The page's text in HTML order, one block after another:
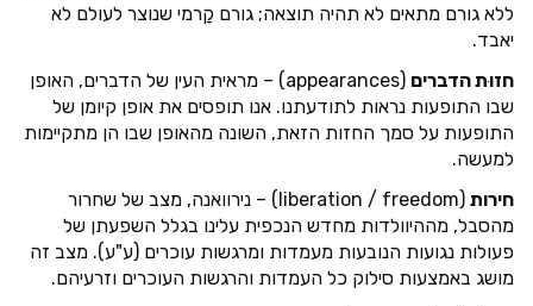
ללא גורם מתאים לא תהיה תוצאה; גורם קַרמי שנוצר לעולם לא
יאבד.
חזוּת הדברים
(appearances) – מראית העין של הדברים, האופן
שבו התופעות נראות לתודעתנו. אנו תופסים את אופן קיומן של
התופעות על סמך החזות הזאת, השונה מהאופן שבו הן מתקיימות
למעשה.
חירות
(liberation / freedom) – נירוואנה, מצב של שחרור
מהסבל, מההיוולדות מחדש הנכפית עלינו בגלל השפעתן של
פעולות נגועות הנובעות מעמדות ומרגשות עוכרים (ע"ע). מצב זה
מושג באמצעות סילוק כל העמדות והרגשות העוכרים וזרעיהם.